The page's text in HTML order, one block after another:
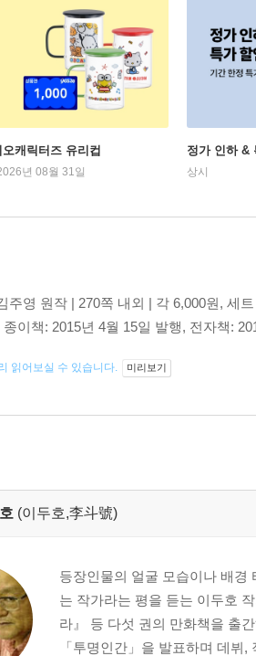
캐릭터즈 유리컵
년 08월 31일
정가 인하 &
상시
주영 원작 | 270쪽 내외 | 각 6,000원, 세
이책: 2015년 4월 15일 발행, 전자책:
읽어보실 수 있습니다. 미리보기
(이두호,李斗號)
등장인물의 얼굴 모습이나 배경
는 작가라는 평을 듣는 이두호
라』 등 다섯 권의 만화책을 출
「투명인간」을 발표하며 데뷔